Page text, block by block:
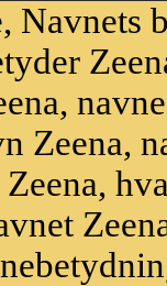
Navnets
Zeena,